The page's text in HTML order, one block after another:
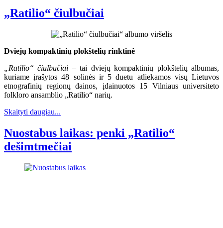
„Ratilio“ čiulbučiai
Dviejų kompaktinių plokštelių rinktinė
„Ratilio“ čiulbučiai – tai dviejų kompaktinių plokštelių albumas,
kuriame įrašytos 48 solinės ir 5 duetu atliekamos visų Lietuvos
etnografinių regionų dainos, įdainuotos 15 Vilniaus universiteto
folkloro ansamblio „Ratilio“ narių.
Skaityti daugiau...
Nuostabus laikas: penki „Ratilio“
dešimtmečiai